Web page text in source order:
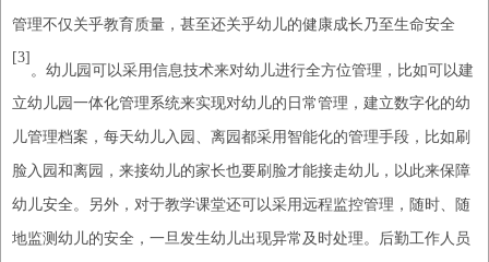
管理不仅关乎教育质量，甚至还关乎幼儿的健康成长乃至生命安全
[3]
。幼儿园可以采用信息技术来对幼儿进行全方位管理，比如可以建
立幼儿园一体化管理系统来实现对幼儿的日常管理，建立数字化的幼
儿管理档案，每天幼儿入园、离园都采用智能化的管理手段，比如刷
脸入园和离园，来接幼儿的家长也要刷脸才能接走幼儿，以此来保障
幼儿安全。另外，对于教学课堂还可以采用远程监控管理，随时、随
地监测幼儿的安全，一旦发生幼儿出现异常及时处理。后勤工作人员